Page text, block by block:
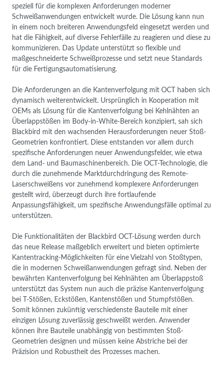
speziell für die komplexen Anforderungen moderner
Schweißanwendungen entwickelt wurde. Die Lösung kann nun
in einem noch breiteren Anwendungsfeld eingesetzt werden und
hat die Fähigkeit, auf diverse Fehlerfälle zu reagieren und diese zu
kommunizieren. Das Update unterstützt so flexible und
maßgeschneiderte Schweißprozesse und setzt neue Standards
für die Fertigungsautomatisierung.
Die Anforderungen an die Kantenverfolgung mit OCT haben sich
dynamisch weiterentwickelt. Ursprünglich in Kooperation mit
OEMs als Lösung für die Kantenverfolgung bei Kehlnähten an
Überlappstößen im Body-in-White-Bereich konzipiert, sah sich
Blackbird mit den wachsenden Herausforderungen neuer Stoß-
Geometrien konfrontiert. Diese entstanden vor allem durch
spezifische Anforderungen neuer Anwendungsfelder, wie etwa
dem Land- und Baumaschinenbereich. Die OCT-Technologie, die
durch die zunehmende Marktdurchdringung des Remote-
Laserschweißens vor zunehmend komplexere Anforderungen
gestellt wird, überzeugt durch ihre fortlaufende
Anpassungsfähigkeit, um spezifische Anwendungsfälle optimal zu
unterstützen.
Die Funktionalitäten der Blackbird OCT-Lösung werden durch
das neue Release maßgeblich erweitert und bieten optimierte
Kantentracking-Möglichkeiten für eine Vielzahl von Stoßtypen,
die in modernen Schweißanwendungen gefragt sind. Neben der
bewährten Kantenverfolgung bei Kehlnähten am Überlappstoß
unterstützt das System nun auch die präzise Kantenverfolgung
bei T-Stößen, Eckstößen, Kantenstößen und Stumpfstößen.
Somit können zukünftig verschiedenste Bauteile mit einer
einzigen Lösung zuverlässig geschweißt werden. Anwender
können ihre Bauteile unabhängig von bestimmten Stoß-
Geometrien designen und müssen keine Abstriche bei der
Präzision und Robustheit des Prozesses machen.